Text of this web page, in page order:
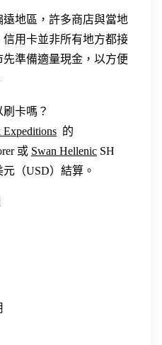
地區，許多商店與當地
用卡並非所有地方都接
準備適量現金，以方便
卡嗎？
Expeditions 的
或 Swan Hellenic SH
（USD）結算。